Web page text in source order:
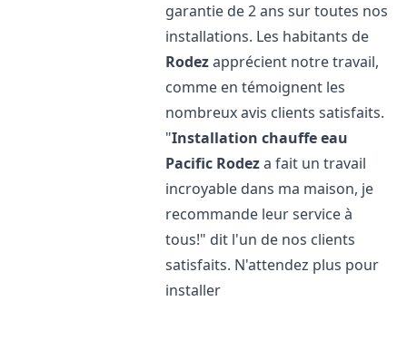
garantie de 2 ans sur toutes nos
installations. Les habitants de
Rodezapprécient notre travail,
comme en témoignent les
nombreux avis clients satisfaits.
"Installation chauffe eau
Pacific Rodeza fait un travail
incroyable dans ma maison, je
recommande leur service à
tous!" dit l'un de nos clients
satisfaits. N'attendez plus pour
installer